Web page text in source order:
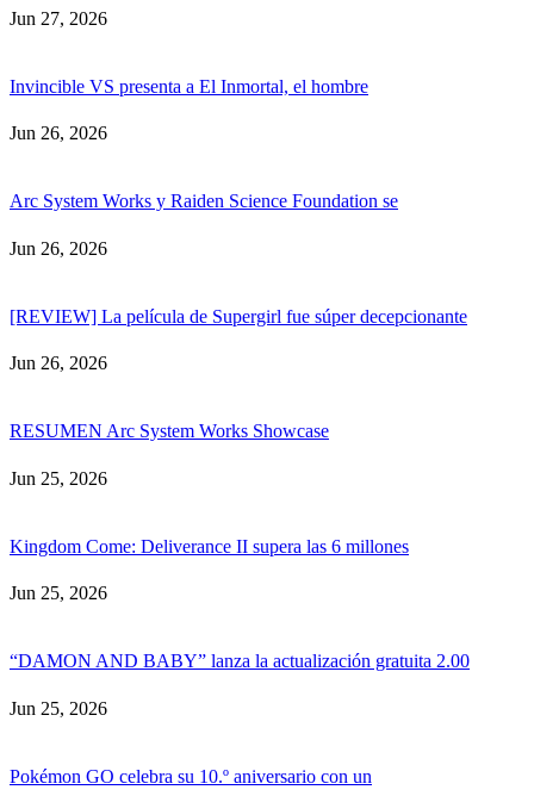
Jun 27, 2026
Invincible VS presenta a El Inmortal, el hombre
Jun 26, 2026
Arc System Works y Raiden Science Foundation se
Jun 26, 2026
[REVIEW] La película de Supergirl fue súper decepcionante
Jun 26, 2026
RESUMEN Arc System Works Showcase
Jun 25, 2026
Kingdom Come: Deliverance II supera las 6 millones
Jun 25, 2026
“DAMON AND BABY” lanza la actualización gratuita 2.00
Jun 25, 2026
Pokémon GO celebra su 10.º aniversario con un